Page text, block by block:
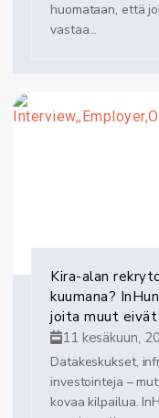
huomataan, että
vastaa...
Kira-alan
kuumana?
joita muut
11 kesäkuun,
Datakeskukset,
investointeja –
kovaa kilpailua.